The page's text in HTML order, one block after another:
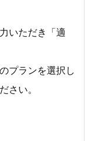
いただき「適
プランを選択し
さい。